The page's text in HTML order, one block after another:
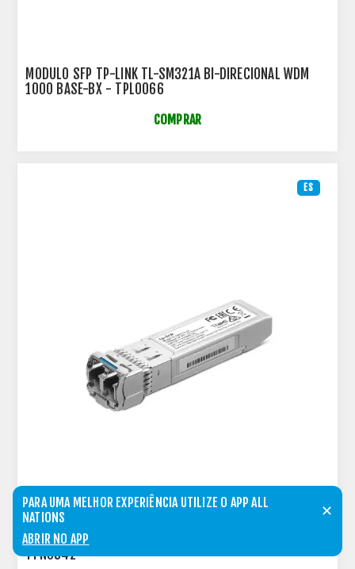
PARA UMA MELHOR EXPERIÊNCIA UTILIZE O APP ALL
NATIONS
✕
ABRIR NO APP
MODULO SFP TP-LINK TL-SM321A BI-DIRECIONAL WDM
1000 BASE-BX - TPL0066
COMPRAR
ES
MODULO SFP TP-LINK SM5110-LR MINI GBIC 10G -
TPN0342